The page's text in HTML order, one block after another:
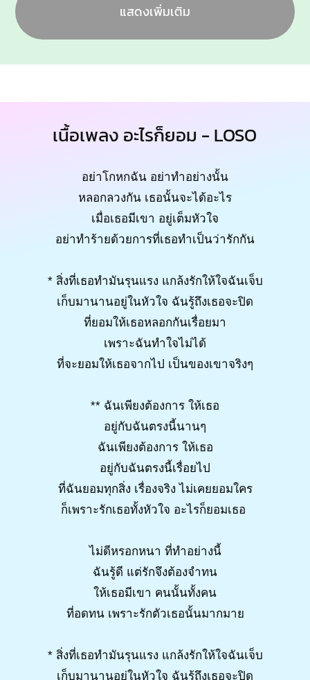
แสดงเพิ่มเติม
เนื้อเพลง อะไรก็ยอม - LOSO
อย่าโกหกฉัน อย่าทำอย่างนั้น
หลอกลวงกัน เธอนั้นจะได้อะไร
เมื่อเธอมีเขา อยู่เต็มหัวใจ
อย่าทำร้ายด้วยการที่เธอทำเป็นว่ารักกัน
* สิ่งที่เธอทำมันรุนแรง แกล้งรักให้ใจฉันเจ็บ
เก็บมานานอยู่ในหัวใจ ฉันรู้ถึงเธอจะปิด
ที่ยอมให้เธอหลอกกันเรื่อยมา
เพราะฉันทำใจไม่ได้
ที่จะยอมให้เธอจากไป เป็นของเขาจริงๆ
** ฉันเพียงต้องการ ให้เธอ
อยู่กับฉันตรงนี้นานๆ
ฉันเพียงต้องการ ให้เธอ
อยู่กับฉันตรงนี้เรื่อยไป
ที่ฉันยอมทุกสิ่ง เรื่องจริง ไม่เคยยอมใคร
ก็เพราะรักเธอทั้งหัวใจ อะไรก็ยอมเธอ
ไม่ดีหรอกหนา ที่ทำอย่างนี้
ฉันรู้ดี แต่รักจึงต้องจำทน
ให้เธอมีเขา คนนั้นทั้งคน
ที่อดทน เพราะรักตัวเธอนั้นมากมาย
* สิ่งที่เธอทำมันรุนแรง แกล้งรักให้ใจฉันเจ็บ
เก็บมานานอยู่ในหัวใจ ฉันรู้ถึงเธอจะปิด